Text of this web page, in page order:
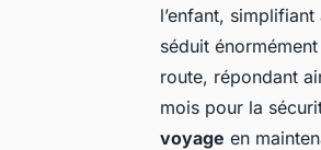
l’enfant, simplifiant
séduit
route, répondant
mois pour la
voyage en